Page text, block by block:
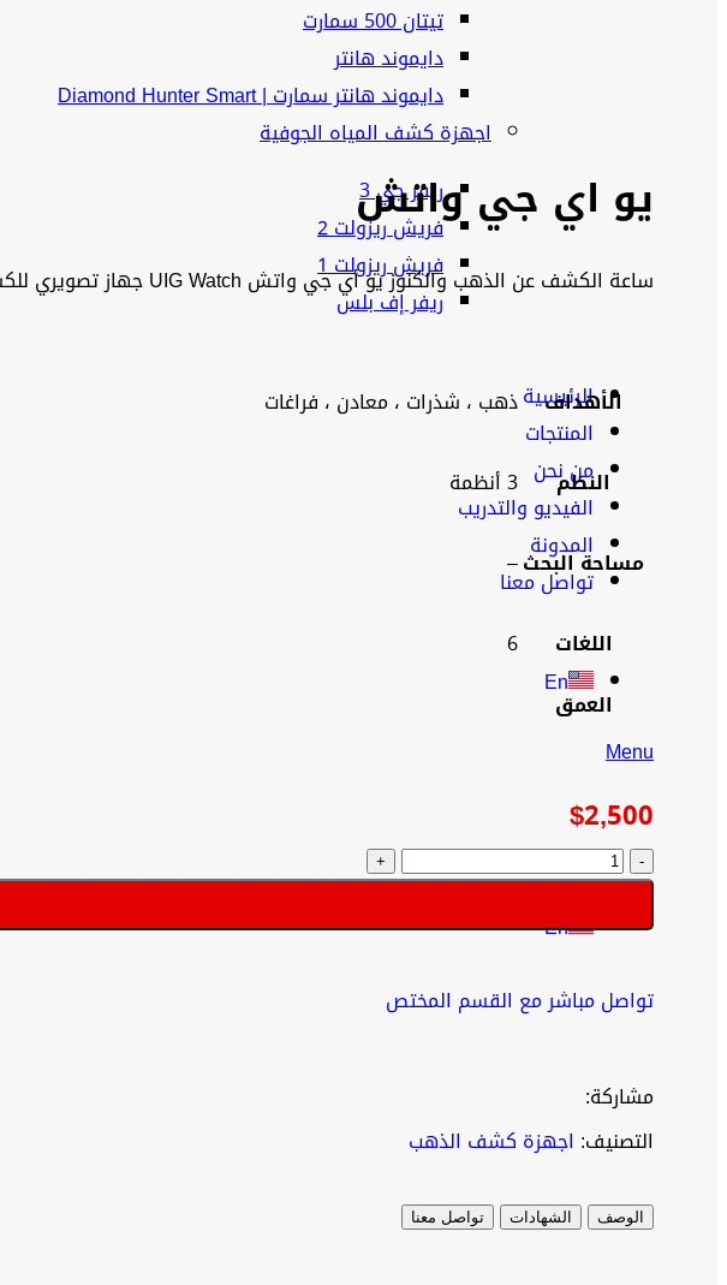
تيتان 500 سمارت
دايموند هانتر
دايموند هانتر سمارت | Diamond Hunter Smart
اجهزة كشف المياه الجوفية
ريفر جي 3
فريش ريزولت 2
فريش ريزولت 1
ريفر إف بلس
الرئيسية
المنتجات
من نحن
الفيديو والتدريب
المدونة
تواصل معنا
En
Menu
En
يو اي جي واتش
ساعة الكشف عن الذهب والكنوز يو أي جي واتش UIG Watch جهاز تصويري للكشف عن الذهب
الأهداف ذهب ، شذرات ، معادن ، فراغات
النظم 3 أنظمة
مساحة البحث–
اللغات
6
العمق
$2,500
تواصل مباشر مع القسم المختص
مشاركة:
التصنيف: اجهزة كشف الذهب
الوصف الشهادات تواصل معنا